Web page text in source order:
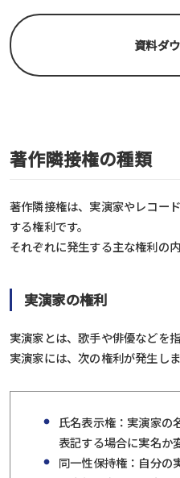
資料ダ
著作隣接権の種類
著作隣接権は、実演家やレコー
する権利です。
それぞれに発生する主な権利の
実演家の権利
実演家とは、歌手や俳優などを指
実演家には、次の権利が発生しま
氏名表示権：実演家の
表記する場合に実名か
同一性保持権：自分の